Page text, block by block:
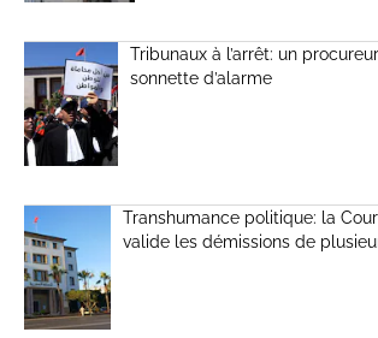
Tribunaux à l’arrêt: un
sonnette d’alarme
Transhumance politique: la
valide les démissions de